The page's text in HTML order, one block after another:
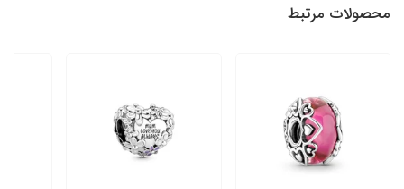
محصولات مرتبط